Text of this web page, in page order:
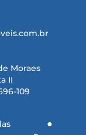
Moraes
II
109